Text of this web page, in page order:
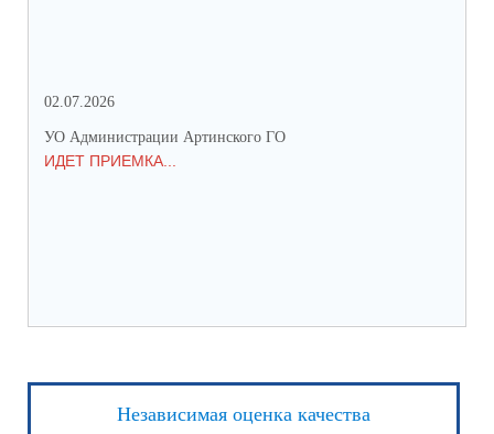
02.07.2026
УО Администрации Артинского ГО
ИДЕТ ПРИЕМКА...
Независимая оценка качества